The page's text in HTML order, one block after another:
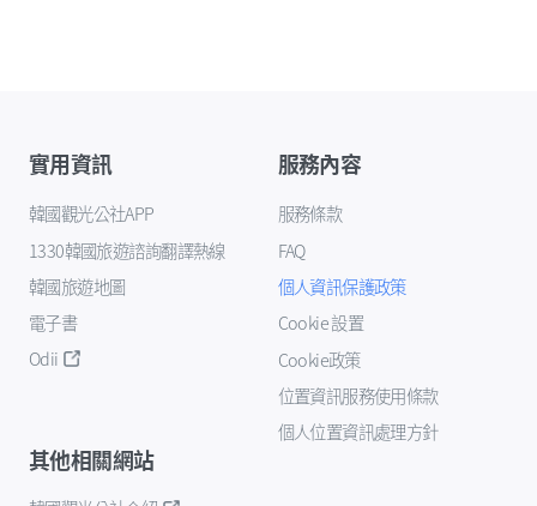
實用資訊
韓國觀光公社APP
1330韓國旅遊諮詢翻譯熱線
韓國旅遊地圖
電子書
Odii
服務內容
服務條款
FAQ
個人資訊保護政策
Cookie 設置
Cookie政策
位置資訊服務使用條款
個人位置資訊處理方針
其他相關網站